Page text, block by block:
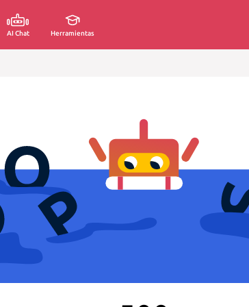
AI Chat Herramientas